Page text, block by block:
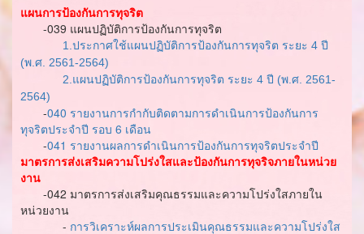
แผนการป้องกันการทุจริต
-039 แผนปฏิบัติการป้องกันการทุจริต
1.ประกาศใช้แผนปฏิบัติการป้องกันการทุจริต ระยะ 4 ปี
(พ.ศ. 2561-2564)
2.แผนปฏิบัติการป้องกันการทุจริต ระยะ 4 ปี (พ.ศ. 2561-
2564)
-040 รายงานการกำกับติดตามการดำเนินการป้องกันการ
ทุจริตประจำปี รอบ 6 เดือน
-041 รายงานผลการดำเนินการป้องกันการทุจริตประจำปี
มาตรการส่งเสริมความโปร่งใสและป้องกันการทุจริจภายในหน่วย
งาน
-042 มาตรการส่งเสริมคุณธรรมและความโปร่งใสภายใน
หน่วยงาน
- การวิเคราะห์ผลการประเมินคุณธรรมและความโปร่งใส